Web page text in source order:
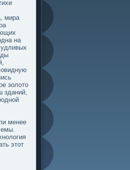
мира
на
золοто
зданий,
менее
этот